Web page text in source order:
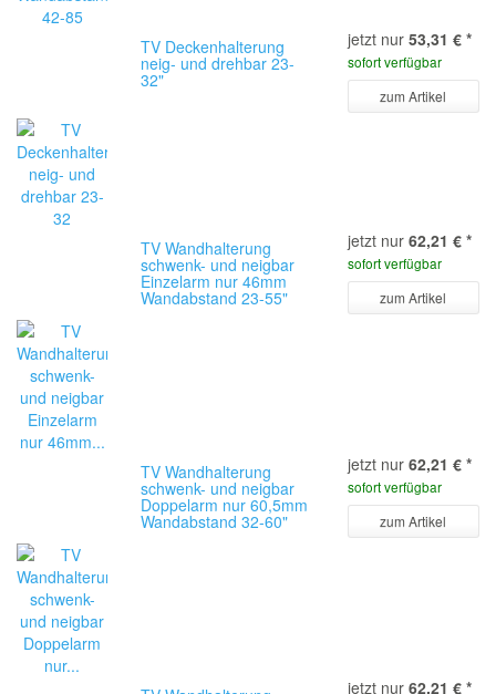
TV Deckenhalterung
neig- und drehbar 23-
32"
jetzt nur 53,31 € *
sofort verfügbar
zum Artikel
TV Wandhalterung
schwenk- und neigbar
Einzelarm nur 46mm
Wandabstand 23-55"
jetzt nur 62,21 € *
sofort verfügbar
zum Artikel
TV Wandhalterung
schwenk- und neigbar
Doppelarm nur 60,5mm
Wandabstand 32-60"
jetzt nur 62,21 € *
sofort verfügbar
zum Artikel
jetzt nur 62,21 € *